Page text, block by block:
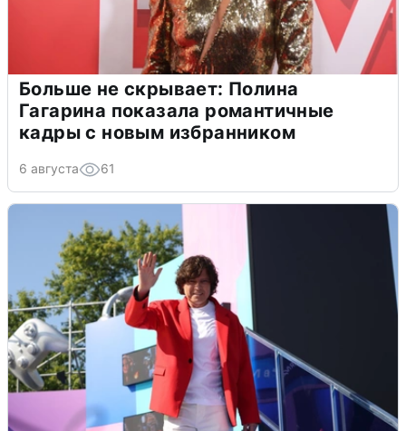
Больше не скрывает: Полина
Гагарина показала романтичные
кадры с новым избранником
6 августа 61